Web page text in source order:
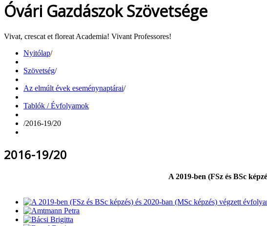
Óvári Gazdászok Szövetsége
Vivat, crescat et floreat Academia! Vivant Professores!
Nyitólap/
Szövetség/
Az elmúlt évek eseménynaptárai/
Tablók / Évfolyamok
/2016-19/20
2016-19/20
A 2019-ben (FSz és BSc